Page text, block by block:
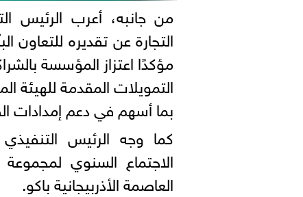
من جانبه، أعرب الرئيس
التجارة عن تقديره للتعاون
مؤكدًا اعتزاز المؤسسة
بما أسهم في دعم إمدادات
كما وجه الرئيس
الاجتماع السنوي لمجموعة
العاصمة الأذربيجانية باكو.